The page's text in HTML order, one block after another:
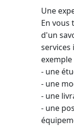
Une
En vous
d'un
services
exemple
- une
- une
- une
- une